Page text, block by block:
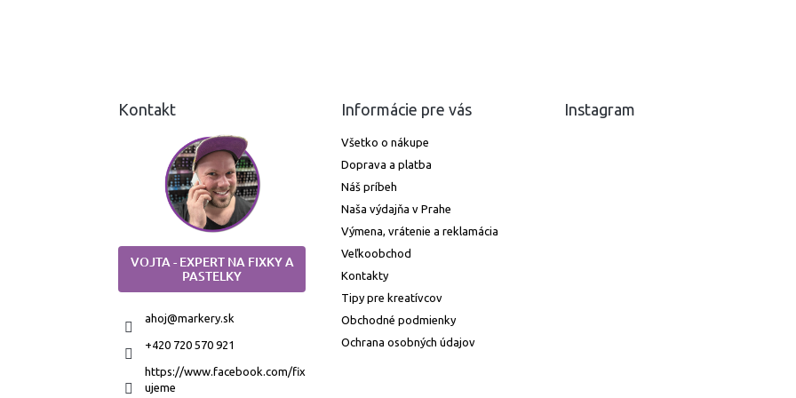
Kontakt
VOJTA - EXPERT NA FIXKY A
PASTELKY
ahoj@markery.sk
+420 720 570 921
https://www.facebook.com/fix
ujeme
Informácie pre vás
Všetko o nákupe
Doprava a platba
Náš príbeh
Naša výdajňa v Prahe
Výmena, vrátenie a reklamácia
Veľkoobchod
Kontakty
Tipy pre kreatívcov
Obchodné podmienky
Ochrana osobných údajov
Instagram